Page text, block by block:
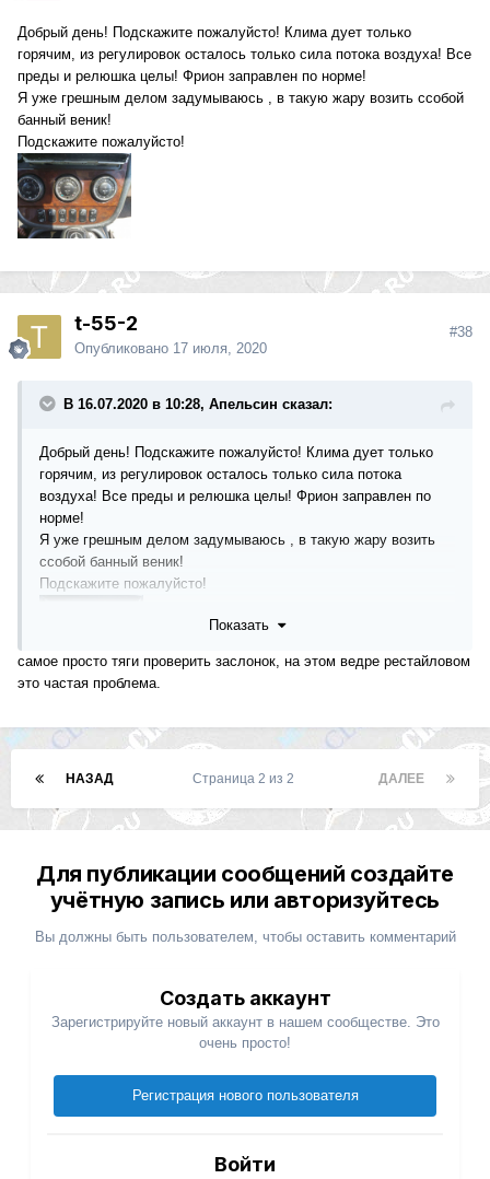
Добрый день! Подскажите пожалуйсто! Клима дует только
горячим, из регулировок осталось только сила потока воздуха! Все
преды и релюшка целы! Фрион заправлен по норме!
Я уже грешным делом задумываюсь , в такую жару возить ссобой
банный веник!
Подскажите пожалуйсто!
t-55-2
Опубликовано 17 июля, 2020
#38
В 16.07.2020 в 10:28, Апельсин сказал:
Добрый день! Подскажите пожалуйсто! Клима дует только
горячим, из регулировок осталось только сила потока
воздуха! Все преды и релюшка целы! Фрион заправлен по
норме!
Я уже грешным делом задумываюсь , в такую жару возить
ссобой банный веник!
Подскажите пожалуйсто!
Показать
самое просто тяги проверить заслонок, на этом ведре рестайловом
это частая проблема.
НАЗАД ДАЛЕЕ
Страница 2 из 2
Для публикации сообщений создайте
учётную запись или авторизуйтесь
Вы должны быть пользователем, чтобы оставить комментарий
Создать аккаунт
Зарегистрируйте новый аккаунт в нашем сообществе. Это
очень просто!
Регистрация нового пользователя
Войти